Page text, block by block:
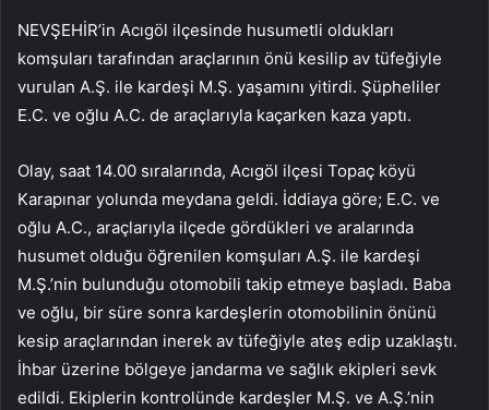
NEVŞEHİR’in Acıgöl ilçesinde husumetli oldukları
komşuları tarafından araçlarının önü kesilip av tüfeğiyle
vurulan A.Ş. ile kardeşi M.Ş. yaşamını yitirdi. Şüpheliler
E.C. ve oğlu A.C. de araçlarıyla kaçarken kaza yaptı.
Olay, saat 14.00 sıralarında, Acıgöl ilçesi Topaç köyü
Karapınar yolunda meydana geldi. İddiaya göre; E.C. ve
oğlu A.C., araçlarıyla ilçede gördükleri ve aralarında
husumet olduğu öğrenilen komşuları A.Ş. ile kardeşi
M.Ş.’nin bulunduğu otomobili takip etmeye başladı. Baba
ve oğlu, bir süre sonra kardeşlerin otomobilinin önünü
kesip araçlarından inerek av tüfeğiyle ateş edip uzaklaştı.
İhbar üzerine bölgeye jandarma ve sağlık ekipleri sevk
edildi. Ekiplerin kontrolünde kardeşler M.Ş. ve A.Ş.’nin